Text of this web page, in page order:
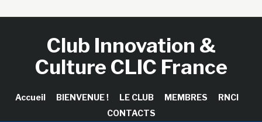
Club Innovation &
Culture CLIC France
Accueil BIENVENUE ! LE CLUB MEMBRES
RNCI
CONTACTS